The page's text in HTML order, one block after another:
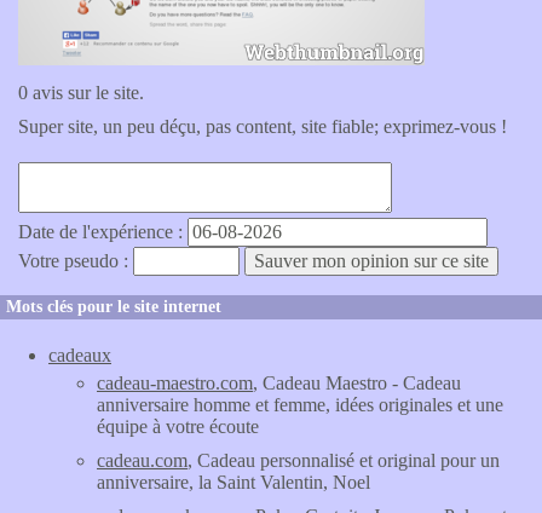
0 avis sur le site.
Super site, un peu déçu, pas content, site fiable; exprimez-vous !
Date de l'expérience :
Votre pseudo :
Mots clés pour le site internet
cadeaux
cadeau-maestro.com, Cadeau Maestro - Cadeau
anniversaire homme et femme, idées originales et une
équipe à votre écoute
cadeau.com, Cadeau personnalisé et original pour un
anniversaire, la Saint Valentin, Noel